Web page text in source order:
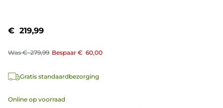
€ 219,99
Was€ 279,99 Bespaar € 60,00
Gratis standaardbezorging
Online op voorraad